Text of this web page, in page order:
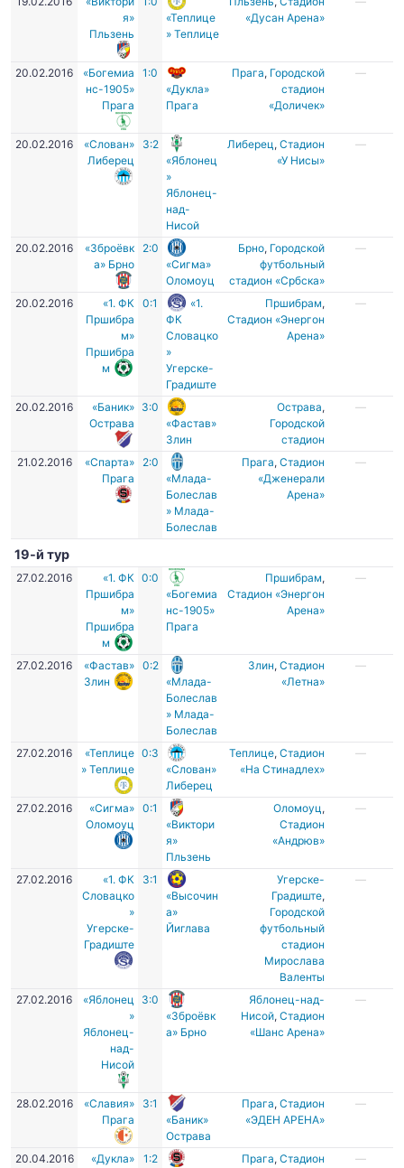
я»
Пльзень
«Теплице
» Теплице
«Дусан Арена»
20.02.2016
«Богемиа
нс-1905»
Прага
1:0
«Дукла»
Прага
Прага, Городской
стадион
«Доличек»
—
20.02.2016
«Слован»
Либерец
3:2
«Яблонец
»
Яблонец-
над-
Нисой
Либерец ,Стадион
«У Нисы»
—
20.02.2016
«Зброёвк
а» Брно
2:0
«Сигма»
Оломоуц
Брно, Городской
футбольный
стадион «Србска»
—
20.02.2016
«1. ФК
Пршибра
м»
Пршибра
м
0:1
«1.
ФК
Словацко
»
Угерске-
Градиште
Пршибрам,
Стадион «Энергон
Арена»
—
20.02.2016
«Баник»
Острава
3:0
«Фастав»
Злин
Острава,
Городской
стадион
—
21.02.2016
«Спарта»
Прага
2:0
«Млада-
Болеслав
» Млада-
Болеслав
Прага,Стадион
«Дженерали
Арена»
—
19-й тур
27.02.2016
«1. ФК
Пршибра
м»
Пршибра
м
0:0
«Богемиа
нс-1905»
Прага
Пршибрам,
Стадион «Энергон
Арена»
—
27.02.2016
«Фастав»
Злин
0:2
«Млада-
Болеслав
» Млада-
Болеслав
Злин,Cтадион
«Летна»
—
27.02.2016
«Теплице
» Теплице
0:3
«Слован»
Либерец
Теплице,Стадион
«На Стинадлех»
—
27.02.2016
«Сигма»
Оломоуц
0:1
«Виктори
я»
Пльзень
Оломоуц ,
Стадион
«Андрюв»
—
27.02.2016
«1. ФК
Словацко
»
Угерске-
Градиште
3:1
«Высочин
а»
Йиглава
Угерске-
Градиште,
Городской
футбольный
стадион
Мирослава
Валенты
—
27.02.2016
«Яблонец
»
Яблонец-
над-
Нисой
3:0
«Зброёвк
а» Брно
Яблонец-над-
Нисой,Стадион
«Шанс Арена»
—
28.02.2016
«Славия»
Прага
3:1
«Баник»
Острава
Прага,Стадион
«ЭДЕН АРЕНА»
—
20.04.2016
«Дукла»
1:2
Прага,Стадион
—